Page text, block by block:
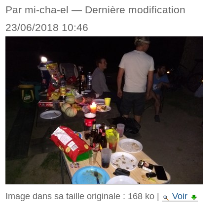
Par mi-cha-el — Dernière modification
23/06/2018 10:46
Image dans sa taille originale : 168 ko|
Voir